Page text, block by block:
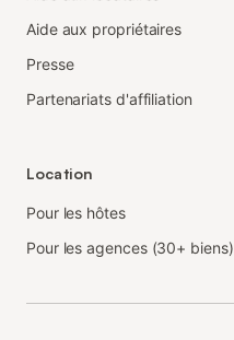
Aide aux propriétaires
Presse
Partenariats d'affiliation
Location
Pour les hôtes
Pour les agences (30+ biens)